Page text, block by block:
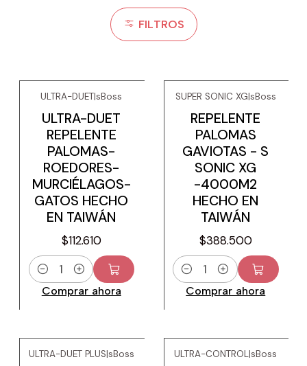
FILTROS
ULTRA-DUET|sBoss
ULTRA-DUET
REPELENTE
PALOMAS-
ROEDORES-
MURCIÉLAGOS-
GATOS HECHO
EN TAIWÁN
$112.610
Cantidad
Comprar ahora
SUPER SONIC XG|sBoss
REPELENTE
PALOMAS
GAVIOTAS - S
SONIC XG
-4000M2
HECHO EN
TAIWÁN
$388.500
Cantidad
Comprar ahora
ULTRA-DUET PLUS|sBoss ULTRA-CONTROL|sBoss